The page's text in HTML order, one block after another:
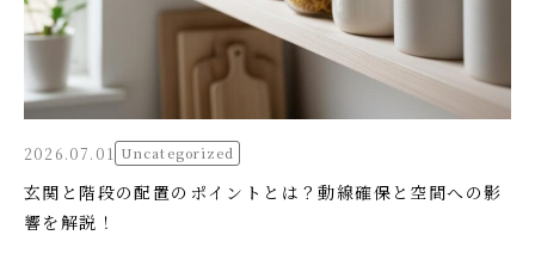
2026.07.01 Uncategorized
玄関と階段の配置のポイントとは？動線確保と空間への影
響を解説！